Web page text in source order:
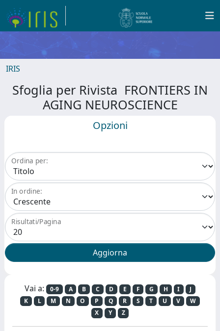
IRIS
Sfoglia per Rivista FRONTIERS IN
AGING NEUROSCIENCE
Opzioni
Ordina per:
In ordine:
Risultati/Pagina
Vai a: 0-9 A B C D E F G H I
J
K
L M N O P Q R S T U V
W
X
Y Z